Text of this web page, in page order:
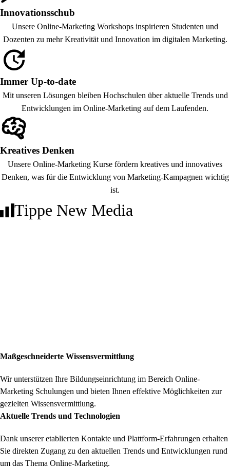
Innovationsschub
Unsere Online-Marketing Workshops inspirieren Studenten und
Dozenten zu mehr Kreativität und Innovation im digitalen Marketing.
Immer Up-to-date
Mit unseren Lösungen bleiben Hochschulen über aktuelle Trends und
Entwicklungen im Online-Marketing auf dem Laufenden.
Kreatives Denken
Unsere Online-Marketing Kurse fördern kreatives und innovatives
Denken, was für die Entwicklung von Marketing-Kampagnen wichtig
ist.
Tippe New Media
Maßgeschneiderte Wissensvermittlung
Wir unterstützen Ihre Bildungseinrichtung im Bereich Online-
Marketing Schulungen und bieten Ihnen effektive Möglichkeiten zur
gezielten Wissensvermittlung.
Aktuelle Trends und Technologien
Dank unserer etablierten Kontakte und Plattform-Erfahrungen erhalten
Sie direkten Zugang zu den aktuellen Trends und Entwicklungen rund
um das Thema Online-Marketing.